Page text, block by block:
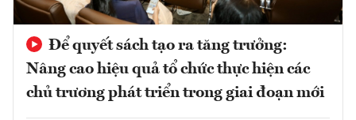
Để quyết sách tạo ra tăng trưởng:
Nâng cao hiệu quả tổ chức thực hiện các
chủ trương phát triển trong giai đoạn mới